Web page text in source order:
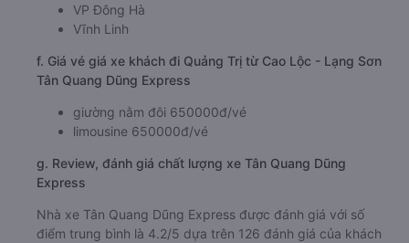
VP Đông Hà
Vĩnh Linh
f. Giá vé giá xe khách đi Quảng Trị từ Cao Lộc - Lạng Sơn
Tân Quang Dũng Express
giường nằm đôi 650000đ/vé
limousine 650000đ/vé
g. Review, đánh giá chất lượng xe Tân Quang Dũng
Express
Nhà xe Tân Quang Dũng Express được đánh giá với số
điểm trung bình là 4.2/5 dựa trên 126 đánh giá của khách